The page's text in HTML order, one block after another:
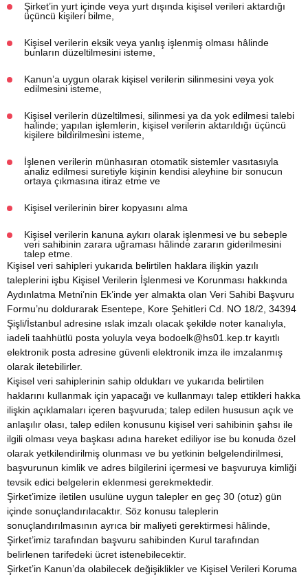
Şirket’in yurt içinde veya yurt dışında kişisel verileri aktardığı
üçüncü kişileri bilme,
Kişisel verilerin eksik veya yanlış işlenmiş olması hâlinde
bunların düzeltilmesini isteme,
Kanun’a uygun olarak kişisel verilerin silinmesini veya yok
edilmesini isteme,
Kişisel verilerin düzeltilmesi, silinmesi ya da yok edilmesi talebi
halinde; yapılan işlemlerin, kişisel verilerin aktarıldığı üçüncü
kişilere bildirilmesini isteme,
İşlenen verilerin münhasıran otomatik sistemler vasıtasıyla
analiz edilmesi suretiyle kişinin kendisi aleyhine bir sonucun
ortaya çıkmasına itiraz etme ve
Kişisel verilerinin birer kopyasını alma
Kişisel verilerin kanuna aykırı olarak işlenmesi ve bu sebeple
veri sahibinin zarara uğraması hâlinde zararın giderilmesini
talep etme.
Kişisel veri sahipleri yukarıda belirtilen haklara ilişkin yazılı
taleplerini işbu Kişisel Verilerin İşlenmesi ve Korunması hakkında
Aydınlatma Metni’nin Ek’inde yer almakta olan Veri Sahibi Başvuru
Formu’nu doldurarak Esentepe, Kore Şehitleri Cd. NO 18/2, 34394
Şişli/İstanbul adresine ıslak imzalı olacak şekilde noter kanalıyla,
iadeli taahhütlü posta yoluyla veya bodoelk@hs01.kep.tr kayıtlı
elektronik posta adresine güvenli elektronik imza ile imzalanmış
olarak iletebilirler.
Kişisel veri sahiplerinin sahip oldukları ve yukarıda belirtilen
haklarını kullanmak için yapacağı ve kullanmayı talep ettikleri hakka
ilişkin açıklamaları içeren başvuruda; talep edilen hususun açık ve
anlaşılır olası, talep edilen konusunu kişisel veri sahibinin şahsı ile
ilgili olması veya başkası adına hareket ediliyor ise bu konuda özel
olarak yetkilendirilmiş olunması ve bu yetkinin belgelendirilmesi,
başvurunun kimlik ve adres bilgilerini içermesi ve başvuruya kimliği
tevsik edici belgelerin eklenmesi gerekmektedir.
Şirket’imize iletilen usulüne uygun talepler en geç 30 (otuz) gün
içinde sonuçlandırılacaktır. Söz konusu taleplerin
sonuçlandırılmasının ayrıca bir maliyeti gerektirmesi hâlinde,
Şirket’imiz tarafından başvuru sahibinden Kurul tarafından
belirlenen tarifedeki ücret istenebilecektir.
Şirket’in Kanun’da olabilecek değişiklikler ve Kişisel Verileri Koruma